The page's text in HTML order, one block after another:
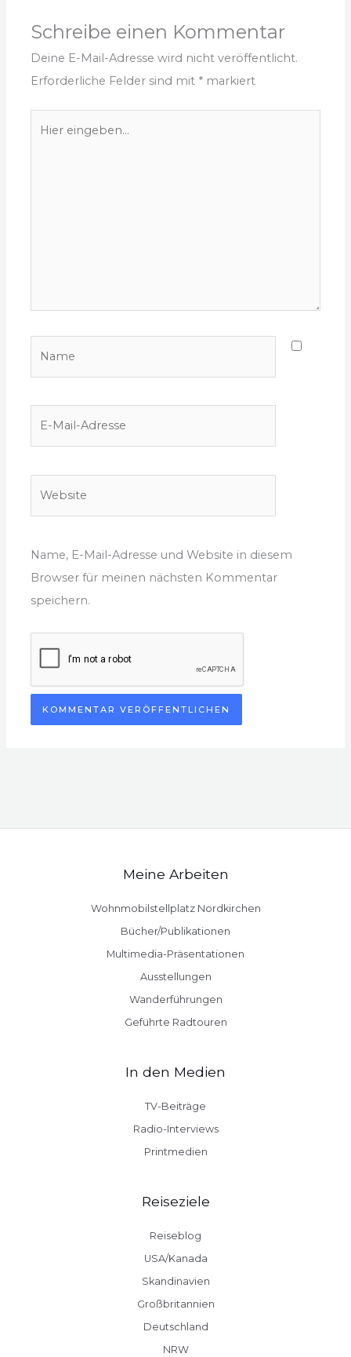
Schreibe einen Kommentar
Deine E-Mail-Adresse wird nicht veröffentlicht.
Erforderliche Felder sind mit * markiert
Name, E-Mail-Adresse und Website in diesem
Browser für meinen nächsten Kommentar
speichern.
Meine Arbeiten
Wohnmobilstellplatz Nordkirchen
Bücher/Publikationen
Multimedia-Präsentationen
Ausstellungen
Wanderführungen
Geführte Radtouren
In den Medien
TV-Beiträge
Radio-Interviews
Printmedien
Reiseziele
Reiseblog
USA/Kanada
Skandinavien
Großbritannien
Deutschland
NRW